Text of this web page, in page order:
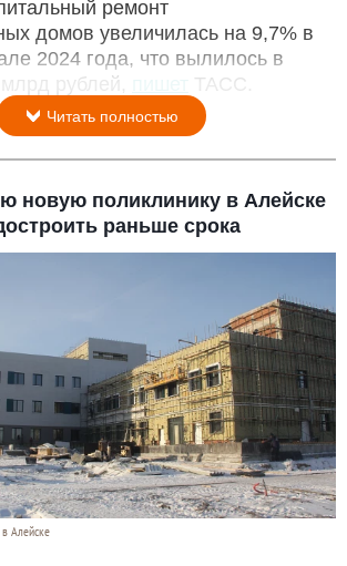
ремонт
домов увеличилась на 9,7% в
2024 года, что вылилось в
рублей,
ТАСС.
Читать полностью
новую поликлинику в Алейске
раньше срока
в Алейске